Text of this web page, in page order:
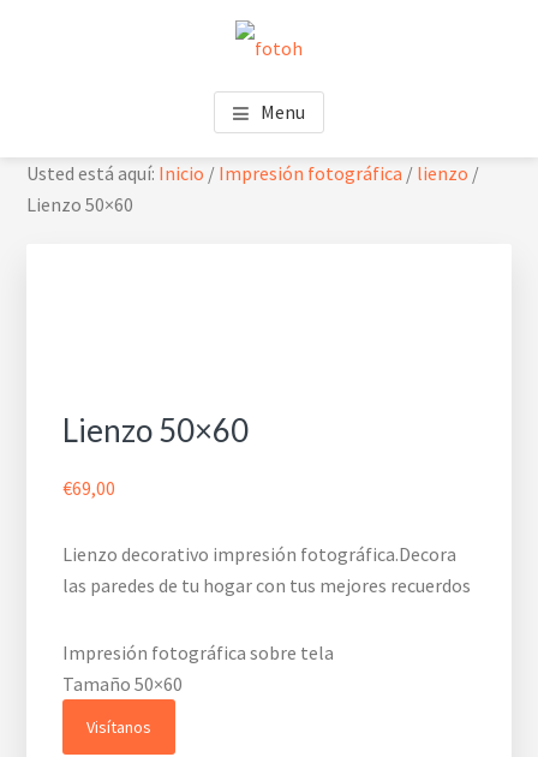
Menu
Usted está aquí: Inicio / Impresión fotográfica / lienzo /
Lienzo 50×60
Lienzo 50×60
€69,00
Lienzo decorativo impresión fotográfica.Decora
las paredes de tu hogar con tus mejores recuerdos
Impresión fotográfica sobre tela
Tamaño 50×60
Visítanos